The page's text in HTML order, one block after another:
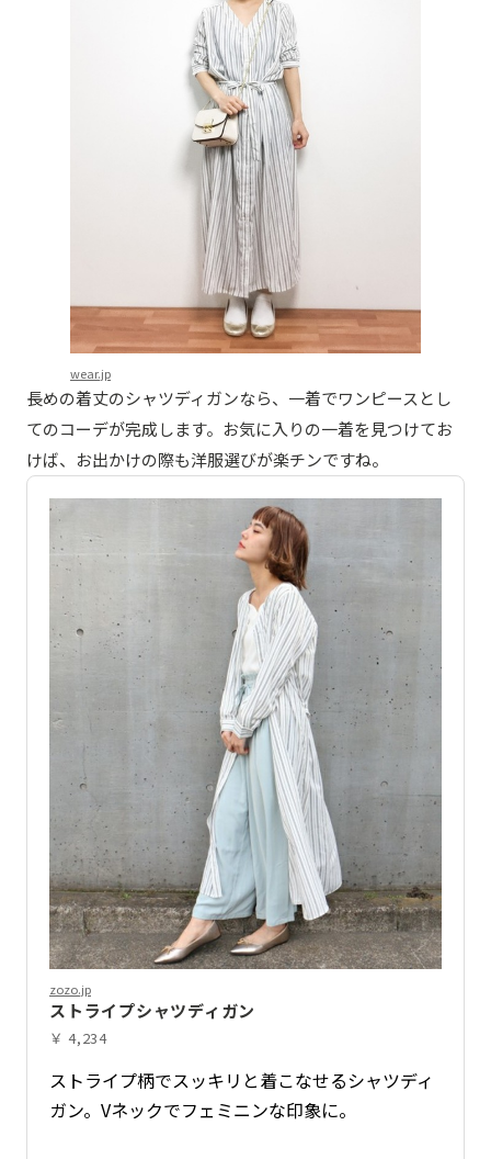
wear.jp
長めの着丈のシャツディガンなら、一着でワンピースとし
てのコーデが完成します。お気に入りの一着を見つけてお
けば、お出かけの際も洋服選びが楽チンですね。
zozo.jp
ストライプシャツディガン
￥ 4,234
ストライプ柄でスッキリと着こなせるシャツディ
ガン。Vネックでフェミニンな印象に。